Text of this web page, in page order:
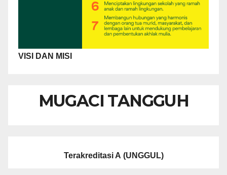
VISI DAN MISI
MUGACI TANGGUH
Terakreditasi A (UNGGUL)